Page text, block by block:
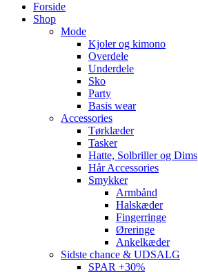
Forside
Shop
Mode
Kjoler og kimono
Overdele
Underdele
Sko
Party
Basis wear
Accessories
Tørklæder
Tasker
Hatte, Solbriller og Dims
Hår Accessories
Smykker
Armbånd
Halskæder
Fingerringe
Øreringe
Ankelkæder
Sidste chance & UDSALG
SPAR +30%